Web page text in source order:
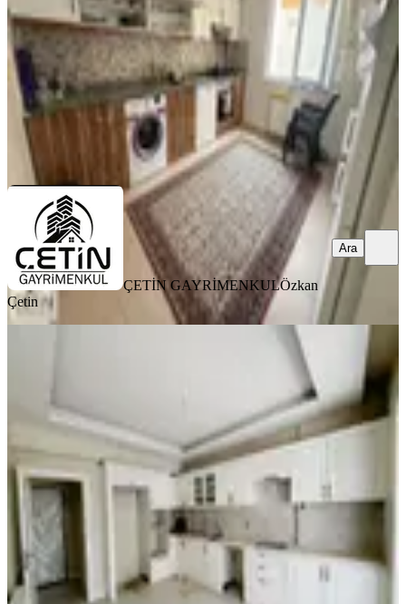
3+1· 150 m² ·5. Kat 08.08.2026
2.695.000 ₺
ÇETİN GAYRİMENKUL Özkan Çetin
Ara
ÇETİN GAYRİMENKULÖzkan
Çetin
Ara
Amazon'dan Gözde Semtte Havuzlu
Site'de Sıfır Yapı Satılık Daire
Onikişubat, Yamaçtepe Mahallesi
4+1·225 m² ·7. Kat·07.08.2026
5.875.000 ₺
AMAZON GAYRİMENKUL AMAZON GAYRİMENKUL
Ara